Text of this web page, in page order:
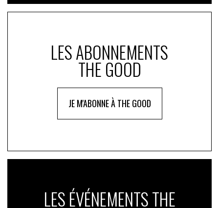
LES ABONNEMENTS
THE GOOD
JE M'ABONNE À THE GOOD
LES ÉVÉNEMENTS THE